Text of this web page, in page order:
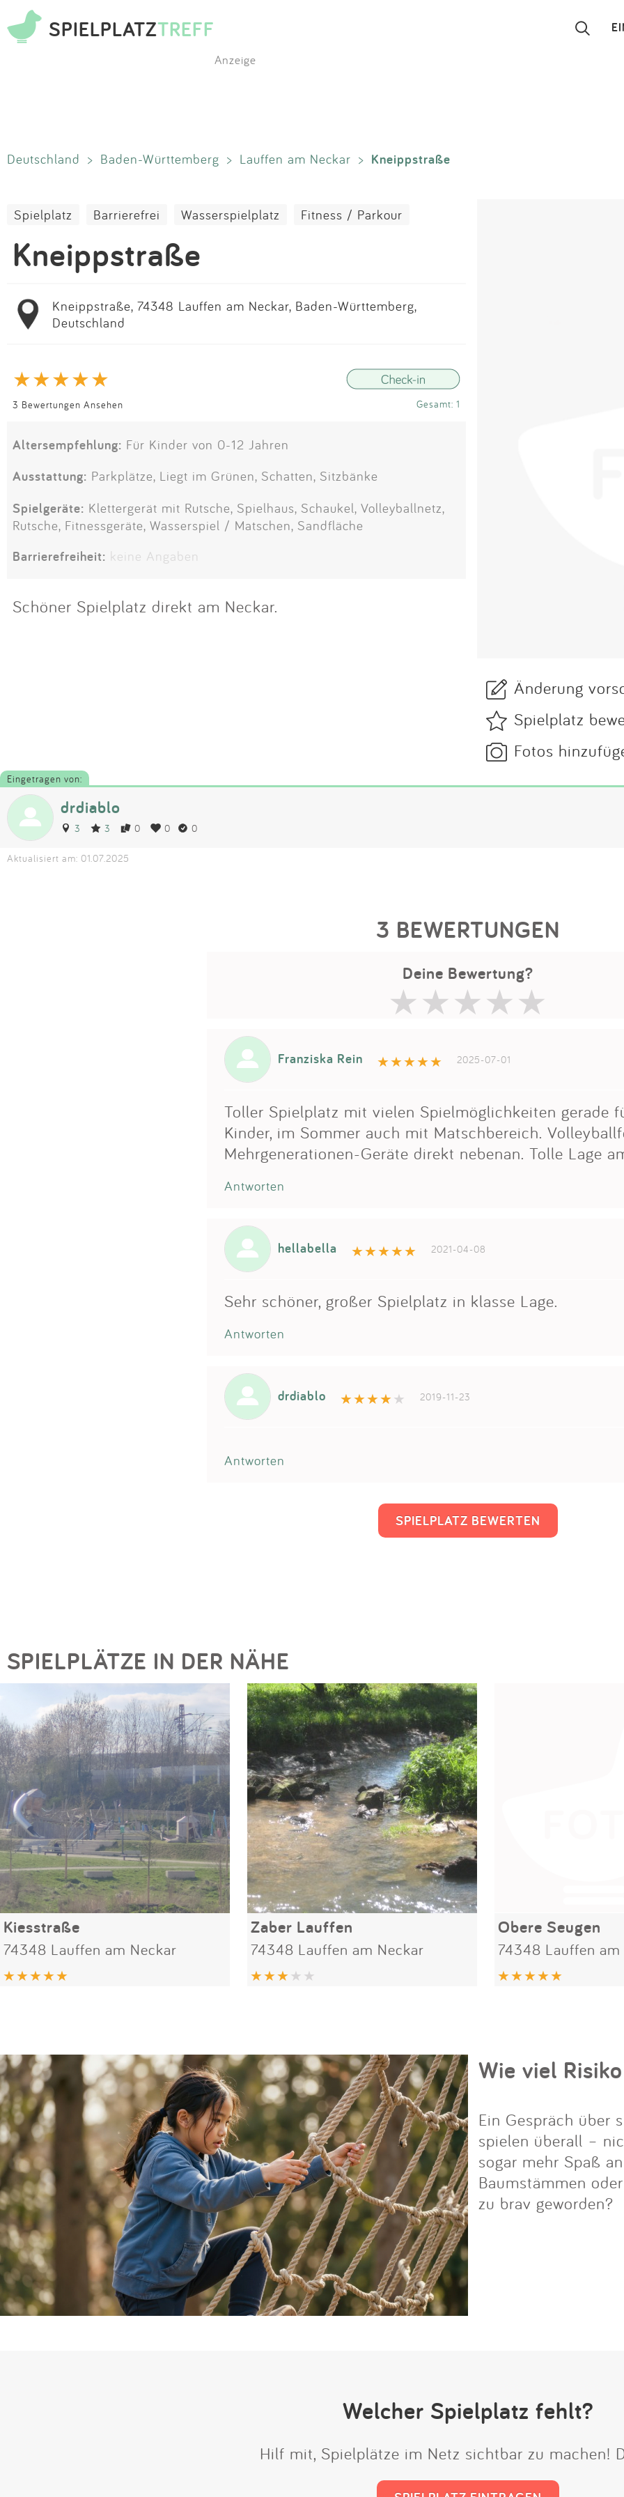
SPIELPLATZTREFF
Anmelden
Anzeige
Deutschland > Baden-Württemberg > Lauffen am Neckar > Kneippstraße
Spielplatz Barrierefrei Wasserspielplatz Fitness / Parkour
Kneippstraße
Kneippstraße, 74348 Lauffen am Neckar, Baden-Württemberg,
Deutschland
3 Bewertungen Ansehen Gesamt: 1
Altersempfehlung: Für Kinder von 0-12 Jahren
Ausstattung: Parkplätze, Liegt im Grünen, Schatten, Sitzbänke
Spielgeräte: Klettergerät mit Rutsche, Spielhaus, Schaukel, Volleyballnetz,
Rutsche, Fitnessgeräte, Wasserspiel / Matschen, Sandfläche
Barrierefreiheit: keine Angaben
Schöner Spielplatz direkt am Neckar.
Änderung
Spielplatz
Fotos
Eingetragen von:
drdiablo
3 3 0 0 0
Aktualisiert am: 01.07.2025
3 BEWERTUNGEN
Deine Bewertung?
Franziska Rein 2025-07-01
Toller Spielplatz mit vielen Spielmöglichkeiten gerade
Kinder, im Sommer auch mit Matschbereich.
Mehrgenerationen-Geräte direkt nebenan. Tolle Lage
Antworten
hellabella 2021-04-08
Sehr schöner, großer Spielplatz in klasse Lage.
Antworten
drdiablo 2019-11-23
Antworten
SPIELPLATZ BEWERTEN
SPIELPLÄTZE IN DER NÄHE
Kiesstraße
74348 Lauffen am Neckar
Zaber Lauffen
74348 Lauffen am Neckar
Obere Seugen
74348 Lauffen am
Wie viel
Ein Gespräch über
spielen überall –
sogar mehr Spaß
Baumstämmen
zu brav geworden?
Welcher Spielplatz fehlt?
Hilf mit, Spielplätze im Netz sichtbar zu machen!